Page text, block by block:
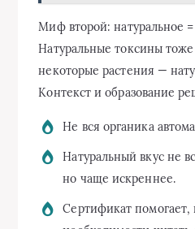
Миф второй: натуральное =
Натуральные токсины
некоторые растения —
Контекст и образование
Не вся органика
Натуральный вкус не
но чаще искреннее.
Сертификат помогает,